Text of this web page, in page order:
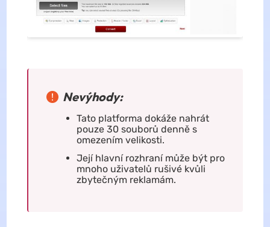
Nevýhody:
Tato platforma dokáže nahrát
pouze 30 souborů denně s
omezením velikosti.
Její hlavní rozhraní může být pro
mnoho uživatelů rušivé kvůli
zbytečným reklamám.